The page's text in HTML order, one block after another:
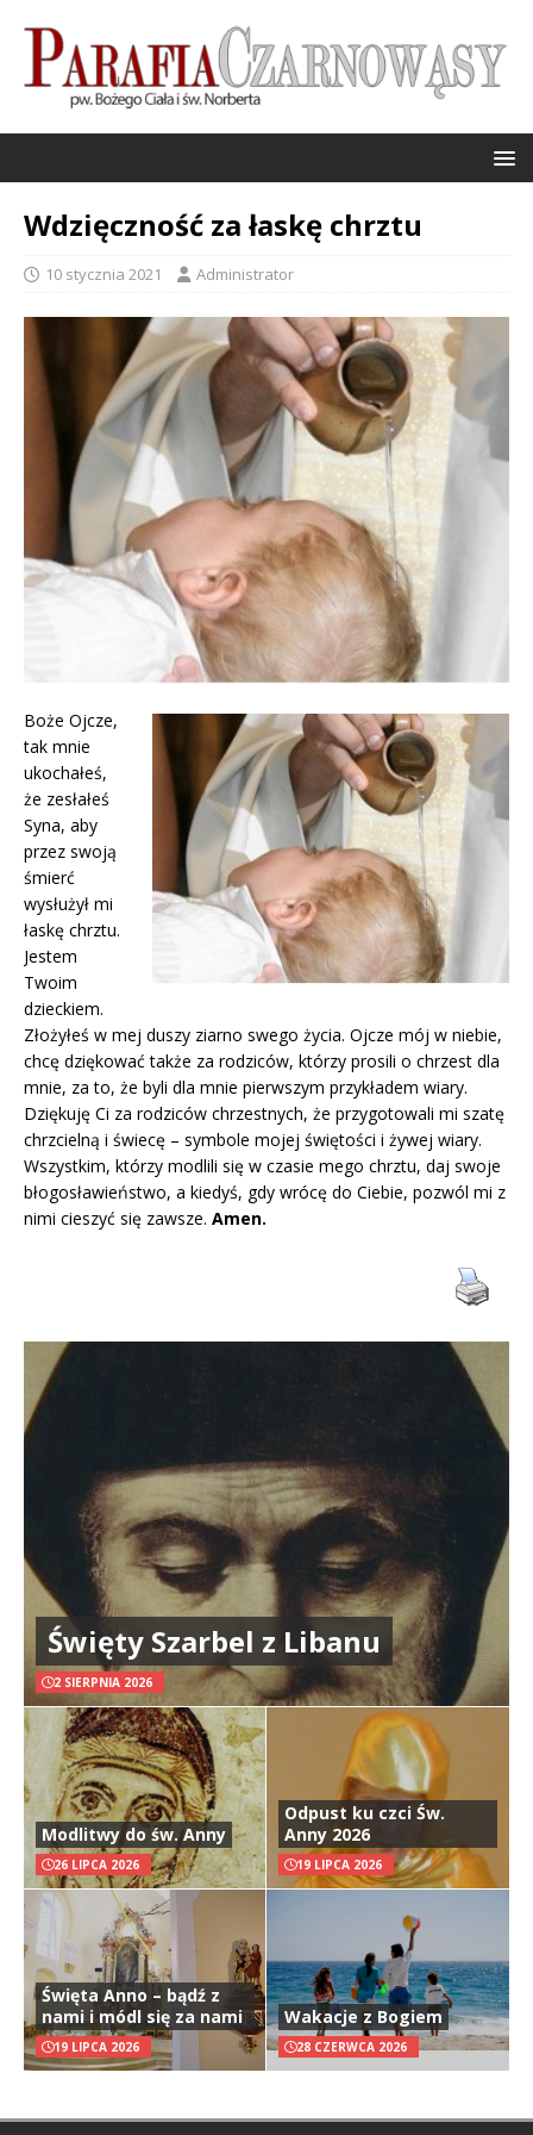
Wdzięczność za łaskę chrztu
10 stycznia 2021 Administrator
Boże Ojcze,
tak mnie
ukochałeś,
że zesłałeś
Syna, aby
przez swoją
śmierć
wysłużył mi
łaskę chrztu.
Jestem
Twoim
dzieckiem.
Złożyłeś w mej duszy ziarno swego życia. Ojcze mój w niebie,
chcę dziękować także za rodziców, którzy prosili o chrzest dla
mnie, za to, że byli dla mnie pierwszym przykładem wiary.
Dziękuję Ci za rodziców chrzestnych, że przygotowali mi szatę
chrzcielną i świecę – symbole mojej świętości i żywej wiary.
Wszystkim, którzy modlili się w czasie mego chrztu, daj swoje
błogosławieństwo, a kiedyś, gdy wrócę do Ciebie, pozwól mi z
nimi cieszyć się zawsze. Amen.
Święty Szarbel z Libanu
2 SIERPNIA 2026
Modlitwy do św. Anny
26 LIPCA 2026
Odpust ku czci Św.
Anny 2026
19 LIPCA 2026
Święta Anno – bądź z
nami i módl się za nami
19 LIPCA 2026
Wakacje z Bogiem
28 CZERWCA 2026